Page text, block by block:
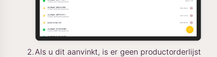
Als u dit aanvinkt, is er geen productorderlijst